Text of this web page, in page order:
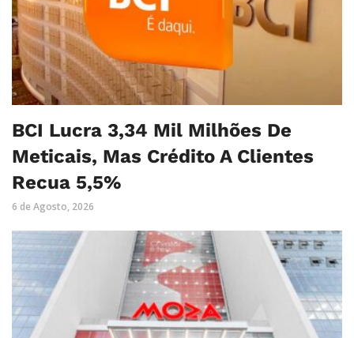
BCI Lucra 3,34 Mil Milhões De
Meticais, Mas Crédito A Clientes
Recua 5,5%
6 de Agosto, 2026